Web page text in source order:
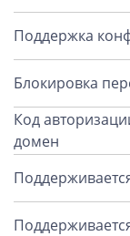
Поддержка
Блокировка
Код
домен